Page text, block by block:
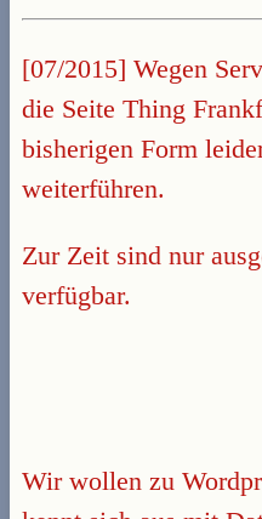
[07/2015] Wegen
die Seite Thing
bisherigen Form
weiterführen.
Zur Zeit sind nur
verfügbar.
Wir wollen zu